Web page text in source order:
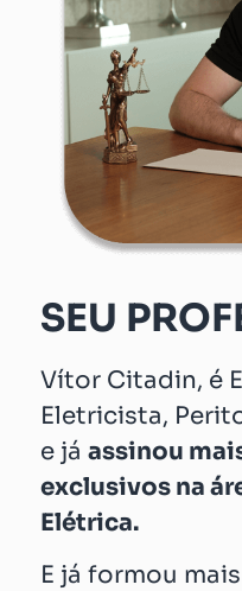
SEU
Vítor Citadin, é
Eletricista,
e já assinou
exclusivos na
Elétrica.
E já formou